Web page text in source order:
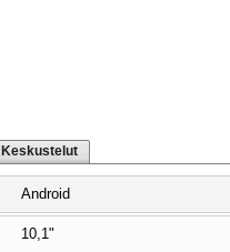
Keskustelut
Android
10,1"